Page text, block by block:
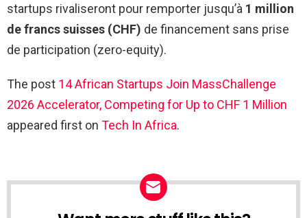
startups rivaliseront pour remporter jusqu’à 1 million
de francs suisses (CHF) de financement sans prise
de participation (zero-equity).
The post 14 African Startups Join MassChallenge
2026 Accelerator, Competing for Up to CHF 1 Million
appeared first on Tech In Africa.